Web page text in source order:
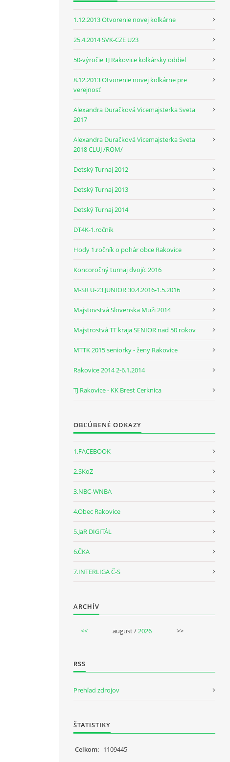
1.12.2013 Otvorenie novej kolkárne
25.4.2014 SVK-CZE U23
50-výročie TJ Rakovice kolkársky oddiel
8.12.2013 Otvorenie novej kolkárne pre
verejnosť
Alexandra Duračková Vicemajsterka Sveta
2017
Alexandra Duračková Vicemajsterka Sveta
2018 CLUJ /ROM/
Detský Turnaj 2012
Detský Turnaj 2013
Detský Turnaj 2014
DT4K-1.ročník
Hody 1.ročník o pohár obce Rakovice
Koncoročný turnaj dvojíc 2016
M-SR U-23 JUNIOR 30.4.2016-1.5.2016
Majstovstvá Slovenska Muži 2014
Majstrostvá TT kraja SENIOR nad 50 rokov
MTTK 2015 seniorky - ženy Rakovice
Rakovice 2014 2-6.1.2014
TJ Rakovice - KK Brest Cerknica
OBĽÚBENÉ ODKAZY
1.FACEBOOK
2.SKoZ
3.NBC-WNBA
4.Obec Rakovice
5.JaR DIGITÁL
6.ČKA
7.INTERLIGA Č-S
ARCHÍV
<< august / 2026 >>
RSS
Prehľad zdrojov
ŠTATISTIKY
Celkom: 1109445